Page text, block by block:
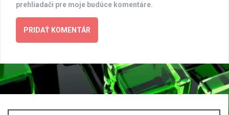
prehliadači pre moje budúce komentáre.